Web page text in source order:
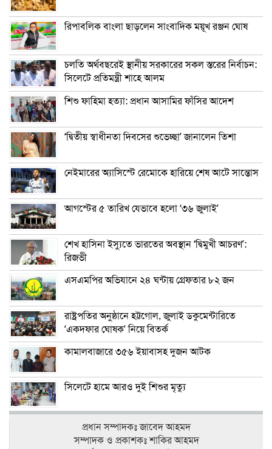
রিপাবলিক বাংলা ছাড়লেন সাংবাদিক ময়ূখ রঞ্জন ঘোষ
চলতি অর্থবছরেই স্থানীয় সরকারের সকল স্তরের নির্বাচন:
সিলেটে প্রতিমন্ত্রী শাহে আলম
শিশু ফাহিমা হত্যা: প্রধান আসামির ফাঁসির আদেশ
‘দ্বিতীয় স্বাধীনতা দিবসের শুভেচ্ছা’ জানালেন তিশা
নেইমারের অ্যাসিস্টে রেমোকে হারিয়ে শেষ আটে সান্তোস
আগস্টের ৫ তারিখ যেভাবে হলো ‘৩৬ জুলাই’
শেখ হাসিনা ইস্যুতে ভারতের অবস্থান ‘দ্বিমুখী আচরণ’:
রিজভী
এসএমপির অভিযানে ২৪ ঘন্টায় গ্রেফতার ৮২ জন
রাষ্ট্রপতির অনুষ্ঠানে হট্টগোল, জুলাই ডকুমেন্টারিতে
‘একদফার ঘোষক’ নিয়ে বিতর্ক
কামালবাজারে ৩৫৬ ইয়াবাসহ দুজন আটক
সিলেটে হামে আরও দুই শিশুর মৃত্যু
প্রধান সম্পাদকঃ জাবেদ আহমদ
সম্পাদক ও প্রকাশকঃ শাকির আহমদ